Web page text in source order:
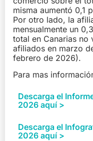
misma aumentó 0,1
Por otro lado, la
mensualmente un
total en Canarias
afiliados en marzo
febrero de 2026).
Para mas
Descarga el
2026 aquí >
Descarga el
2026 aquí >